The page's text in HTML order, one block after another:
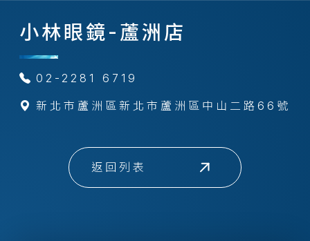
小林眼鏡-蘆洲店
02-2281 6719
新北市蘆洲區新北市蘆洲區中山二路66號
返回列表